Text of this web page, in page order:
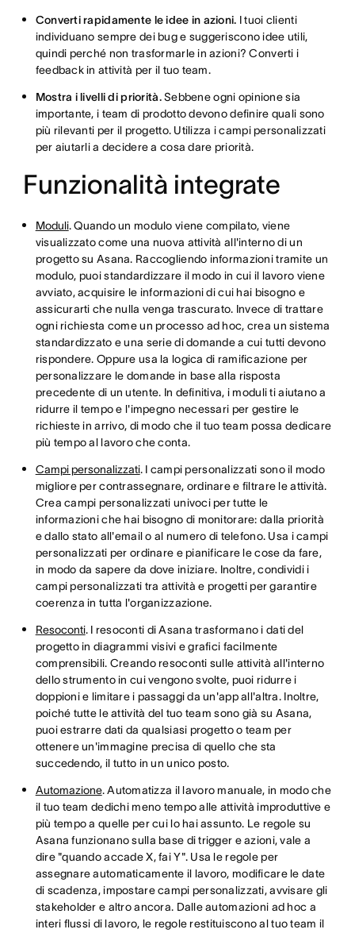
Converti rapidamente le idee in azioni. I tuoi clienti
individuano sempre dei bug e suggeriscono idee utili,
quindi perché non trasformarle in azioni? Converti i
feedback in attività per il tuo team.
Mostra i livelli di priorità.Sebbene ogni opinione sia
importante, i team di prodotto devono definire quali sono
più rilevanti per il progetto. Utilizza i campi personalizzati
per aiutarli a decidere a cosa dare priorità.
Funzionalità integrate
Moduli. Quando un modulo viene compilato, viene
visualizzato come una nuova attività all'interno di un
progetto su Asana. Raccogliendo informazioni tramite un
modulo, puoi standardizzare il modo in cui il lavoro viene
avviato, acquisire le informazioni di cui hai bisogno e
assicurarti che nulla venga trascurato. Invece di trattare
ogni richiesta come un processo ad hoc, crea un sistema
standardizzato e una serie di domande a cui tutti devono
rispondere. Oppure usa la logica di ramificazione per
personalizzare le domande in base alla risposta
precedente di un utente. In definitiva, i moduli ti aiutano a
ridurre il tempo e l'impegno necessari per gestire le
richieste in arrivo, di modo che il tuo team possa dedicare
più tempo al lavoro che conta.
Campi personalizzati. I campi personalizzati sono il modo
migliore per contrassegnare, ordinare e filtrare le attività.
Crea campi personalizzati univoci per tutte le
informazioni che hai bisogno di monitorare: dalla priorità
e dallo stato all'email o al numero di telefono. Usa i campi
personalizzati per ordinare e pianificare le cose da fare,
in modo da sapere da dove iniziare. Inoltre, condividi i
campi personalizzati tra attività e progetti per garantire
coerenza in tutta l'organizzazione.
Resoconti. I resoconti di Asana trasformano i dati del
progetto in diagrammi visivi e grafici facilmente
comprensibili. Creando resoconti sulle attività all'interno
dello strumento in cui vengono svolte, puoi ridurre i
doppioni e limitare i passaggi da un'app all'altra. Inoltre,
poiché tutte le attività del tuo team sono già su Asana,
puoi estrarre dati da qualsiasi progetto o team per
ottenere un'immagine precisa di quello che sta
succedendo, il tutto in un unico posto.
Automazione. Automatizza il lavoro manuale, in modo che
il tuo team dedichi meno tempo alle attività improduttive e
più tempo a quelle per cui lo hai assunto. Le regole su
Asana funzionano sulla base di trigger e azioni, vale a
dire "quando accade X, fai Y". Usa le regole per
assegnare automaticamente il lavoro, modificare le date
di scadenza, impostare campi personalizzati, avvisare gli
stakeholder e altro ancora. Dalle automazioni ad hoc a
interi flussi di lavoro, le regole restituiscono al tuo team il